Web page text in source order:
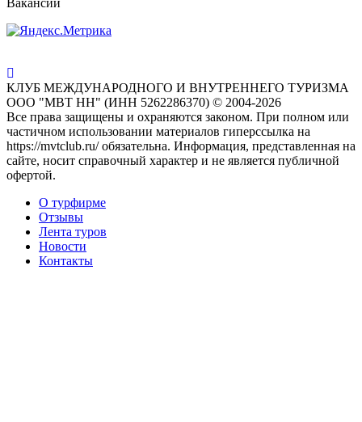
КЛУБ МЕЖДУНАРОДНОГО И ВНУТРЕННЕГО ТУРИЗМА
ООО "МВТ НН" (ИНН 5262286370) © 2004-2026
Все права защищены и охраняются законом. При полном или
частичном использовании материалов гиперссылка на
https://mvtclub.ru/ обязательна. Информация, представленная на
сайте, носит справочный характер и не является публичной
офертой.
О турфирме
Отзывы
Лента туров
Новости
Контакты